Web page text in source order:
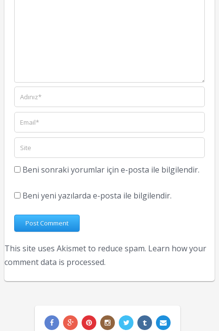
Beni sonraki yorumlar için e-posta ile bilgilendir.
Beni yeni yazılarda e-posta ile bilgilendir.
This site uses Akismet to reduce spam. Learn how your
comment data is processed.